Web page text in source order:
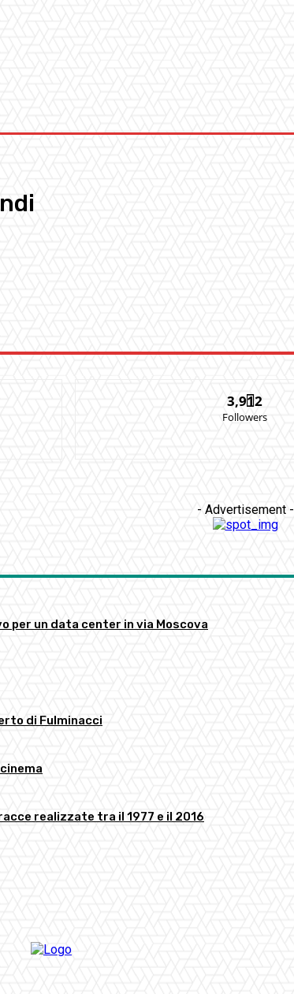
3,912
Followers
- Advertisement -
per un data center in via Moscova
di Fulminacci
realizzate tra il 1977 e il 2016